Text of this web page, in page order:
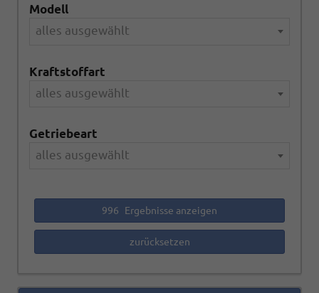
Modell
alles ausgewählt
Kraftstoffart
alles ausgewählt
Getriebeart
alles ausgewählt
996 Ergebnisse anzeigen
zurücksetzen